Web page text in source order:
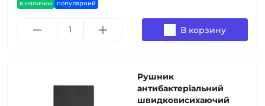
в наличии популярний
В корзину
Рушник
антибактеріальний
швидковисихаючий